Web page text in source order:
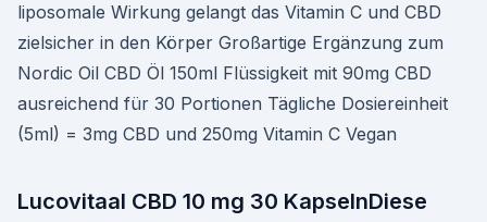
liposomale Wirkung gelangt das Vitamin C und CBD
zielsicher in den Körper Großartige Ergänzung zum
Nordic Oil CBD Öl 150ml Flüssigkeit mit 90mg CBD
ausreichend für 30 Portionen Tägliche Dosiereinheit
(5ml) = 3mg CBD und 250mg Vitamin C Vegan
Lucovitaal CBD 10 mg 30 KapselnDiese